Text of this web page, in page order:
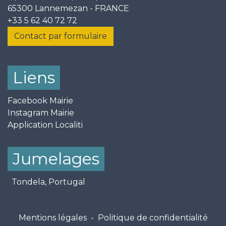
65300 Lannemezan - FRANCE
+33 5 62 40 72 72
Contact par formulaire
Liens
Facebook Mairie
Instagram Mairie
Application Localiti
Jumelages
Tondela, Portugal
Mentions légales - Politique de confidentialité